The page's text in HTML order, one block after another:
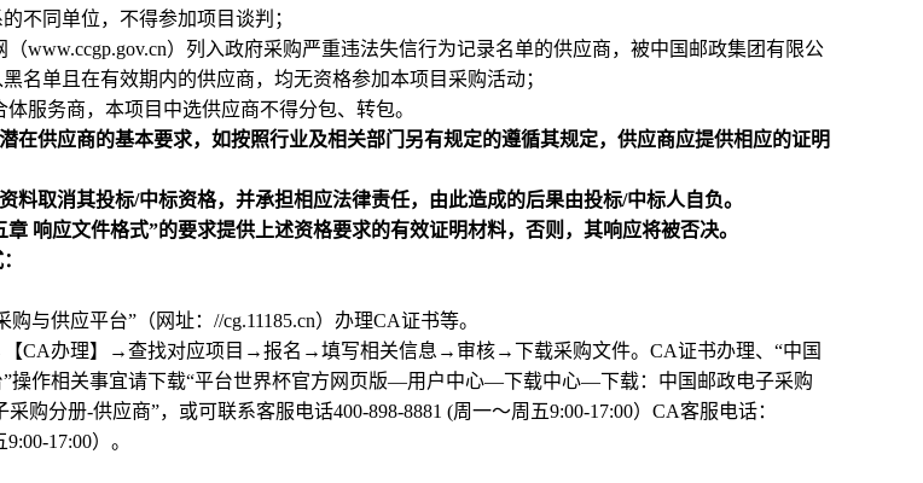
不同单位，不得参加项目谈判；
www.ccgp.gov.cn）列入政府采购严重违法失信行为记录名单的供应商，被中国邮政集团有限公
名单且在有效期内的供应商，均无资格参加本项目采购活动；
服务商，本项目中选供应商不得分包、转包。
在供应商的基本要求，如按照行业及相关部门另有规定的遵循其规定，供应商应提供相应的证明
料取消其投标/中标资格，并承担相应法律责任，由此造成的后果由投标/中标人自负。
章 响应文件格式”的要求提供上述资格要求的有效证明材料，否则，其响应将被否决。
与供应平台”（网址：//cg.11185.cn）办理CA证书等。
CA办理】→查找对应项目→报名→填写相关信息→审核→下载采购文件。CA证书办理、“中国
”操作相关事宜请下载“平台世界杯官方网页版—用户中心—下载中心—下载：中国邮政电子采购
购分册-供应商”，或可联系客服电话400-898-8881 (周一～周五9:00-17:00） CA客服电话：
17:00） 。